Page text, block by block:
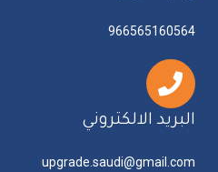
966565160564
البريد الالكتروني
upgrade.saudi@gmail.com